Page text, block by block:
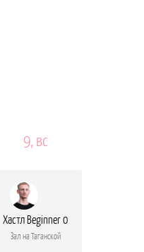
9, вс
Хастл Beginner 0
Зал на Таганской